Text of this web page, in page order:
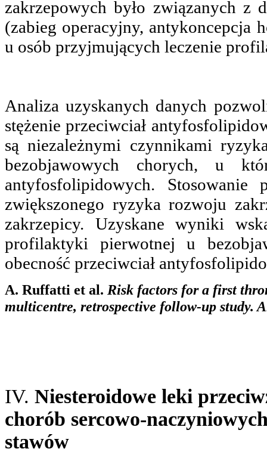
zakrzepowych było związanych z
(zabieg operacyjny, antykoncepcja
u osób przyjmujących leczenie
Analiza uzyskanych danych
stężenie przeciwciał
są niezależnymi czynnikami
bezobjawowych chorych, u
antyfosfolipidowych.
zwiększonego ryzyka rozwoju
zakrzepicy. Uzyskane wyniki
profilaktyki pierwotnej u
obecność przeciwciał
A. Ruffatti et al. Risk factors for a first
multicentre, retrospective follow-up study.
IV. Niesteroidowe leki
chorób sercowo-
stawów